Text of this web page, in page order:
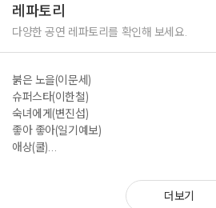
2023 인천 중구 문화재야행 버스킹
2023 강화 화개정원 축제
2023 청라 에코페스티벌
2022 이태원 지구촌축제
2020 평택 젊은 문화 거리
2019 압구정 로데오 주말문화공연 응답하라xyz
2019 한강 거리 예술가
레파토리
다양한 공연 레파토리를 확인해 보세요.
붉은 노을(이문세)
슈퍼스타(이한철)
숙녀에게(변진섭)
좋아 좋아(일기예보)
애상(쿨)
더보기